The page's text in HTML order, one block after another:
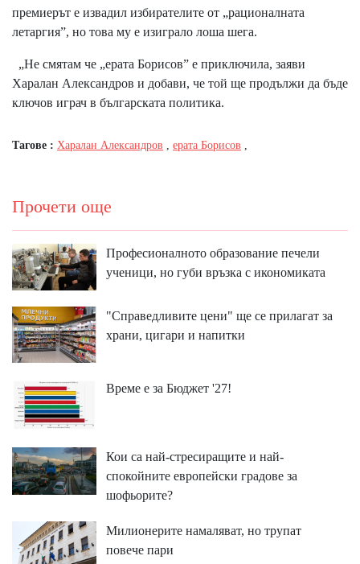
премиерът е извадил избирателите от „рационалната
летаргия”, но това му е изиграло лоша шега.
„Не смятам че „ерата Борисов” е приключила, заяви
Харалан Александров и добави, че той ще продължи да бъде
ключов играч в българската политика.
Тагове : Харалан Александров ерата Борисов
Прочети още
Професионалното образование печели
ученици, но губи връзка с икономиката
"Справедливите цени" ще се прилагат за
храни, цигари и напитки
Време е за Бюджет '27!
Кои са най-стресиращите и най-
спокойните европейски градове за
шофьорите?
Милионерите намаляват, но трупат
повече пари